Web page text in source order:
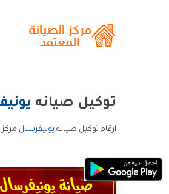
توكيل صيانه
ارقام توكيل صيانه يونيفرسال